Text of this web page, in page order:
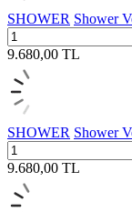
SHOWER Shower
9.680,00 TL
SHOWER Shower
9.680,00 TL